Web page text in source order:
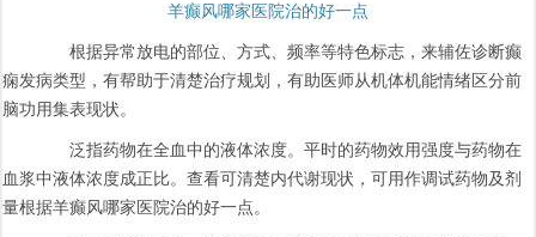
羊癫风哪家医院治的好一点
根据异常放电的部位、方式、频率等特色标志，来辅佐诊断癫
痫发病类型，有帮助于清楚治疗规划，有助医师从机体机能情绪区分前
脑功用集表现状。
泛指药物在全血中的液体浓度。平时的药物效用强度与药物在
血浆中液体浓度成正比。查看可清楚内代谢现状，可用作调试药物及剂
量根据羊癫风哪家医院治的好一点。